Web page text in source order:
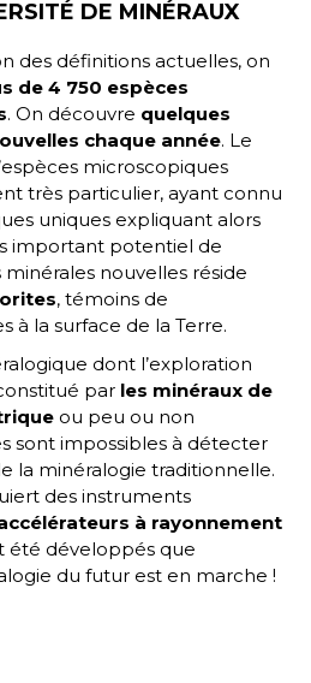
DE MINÉRAUX
des définitions actuelles, on
de 4 750 espèces
. On découvre quelques
chaque année. Le
microscopiques
très particulier, ayant connu
uniques expliquant alors
important potentiel de
nouvelles réside
, témoins de
à la surface de la Terre.
dont l’exploration
par les minéraux de
ou peu ou non
sont impossibles à détecter
la minéralogie traditionnelle.
des instruments
à rayonnement
été développés que
du futur est en marche !